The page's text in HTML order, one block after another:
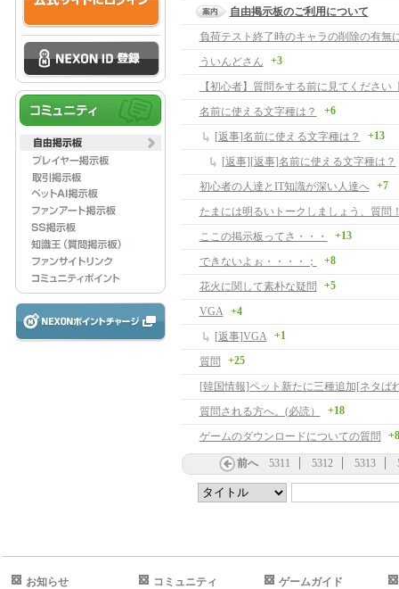
自由掲示板のご利用について
負荷テスト終了時のキャラの削除の有無
ういんどさん
+3
【初心者】質問をする前に見てください
名前に使える文字種は？
+6
[返事]名前に使える文字種は？ +13
[返事][返事]名前に使える文字種は？
初心者の人達とIT知識が深い人達へ
+7
たまには明るいトークしましょう、質問
ここの掲示板ってさ・・・
+13
できないよぉ・・・・； +8
花火に関して素朴な疑問 +5
VGA
+4
[返事]VGA
+1
質問 +25
[韓国情報]ペット新たに三種追加[ネタば
質問される方へ。(必読）
+18
ゲームのダウンロードについての質問 +8
前へ 5311 5312 5313
お知らせ コミュニティ ゲームガイド